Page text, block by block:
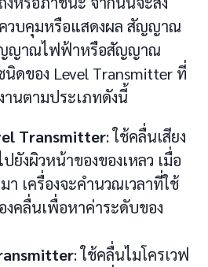
วบคุมหรือแสดงผล สัญญาณ
ญญาณไฟฟ้าหรือสัญญาณ
ดของ Level Transmitter ที่
านตามประเภทดังนี้
Transmitter: ใช้คลื่นเสียง
ยังผิวหน้าของของเหลว เมื่อ
เครื่องจะคำนวณเวลาที่ใช้
งคลื่นเพื่อหาค่าระดับของ
: ใช้คลื่นไมโครเวฟ